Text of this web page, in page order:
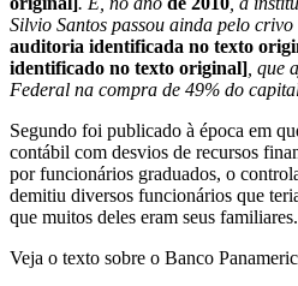
Silvio Santos passou ainda pelo crivo
auditoria identificada no texto
identificado no texto original] ,
Federal na compra de 49% do
Segundo foi publicado à época em
contábil com desvios de recursos
por funcionários graduados, o
demitiu diversos funcionários que
que muitos deles eram seus familiares.
Veja o texto sobre o Banco